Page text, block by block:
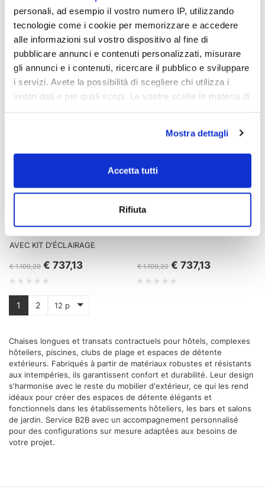
personali, ad esempio il vostro numero IP, utilizzando
tecnologie come i cookie per memorizzare e accedere
alle informazioni sul vostro dispositivo al fine di
pubblicare annunci e contenuti personalizzati, misurare
gli annunci e i contenuti, ricercare il pubblico e sviluppare
i servizi. Avete la possibilità di scegliere chi utilizza i
vostri dati e per quali scopi. Le vostre scelte in materia di
modificare o revocare il proprio consenso in qualsiasi
momento dalla Dichiarazione sui cookie o facendo clic
sull'icona di attivazione della privacy.
Con il tuo consenso, vorremmo anche:
raccogliere informazioni sulla tua posizione
geografica, con un'approssimazione di qualche
metro,
attivamente alla ricerca di caratteristiche specifiche
(impronte digitali).
e imposta le tue preferenze nella
dalla Dichiarazione sui cookie.
Utilizziamo i cookie per personalizzare contenuti ed
annunci, per fornire funzionalità dei social media e per
analizzare il nostro traffico. Condividiamo inoltre
informazioni sul modo in cui utilizza il nostro sito con i
nostri partner che si occupano di analisi dei dati web,
pubblicità e social media, i quali potrebbero combinarle
Mostra dettagli
Accetta tutti
Rifiuta
Bain de soleil PLANO de NARDI
€ 380,15
CANAPÉ AIRBALL 6283 LIGHT
PLUST
€ 1.647,00 € 1.103,49
- 33%
AVEC KIT D'ÉCLAIRAGE
€ 1.100,20 € 737,13 € 1.100,20 € 737,13
1 2 12 p
Chaises longues et transats contractuels pour hôtels, complexes
hôteliers, piscines, clubs de plage et espaces de détente
extérieurs. Fabriqués à partir de matériaux robustes et résistants
aux intempéries, ils garantissent confort et durabilité. Leur design
s'harmonise avec le reste du mobilier d'extérieur, ce qui les rend
idéaux pour créer des espaces de détente élégants et
fonctionnels dans les établissements hôteliers, les bars et salons
de jardin. Service B2B avec un accompagnement personnalisé
pour des configurations sur mesure adaptées aux besoins de
votre projet.